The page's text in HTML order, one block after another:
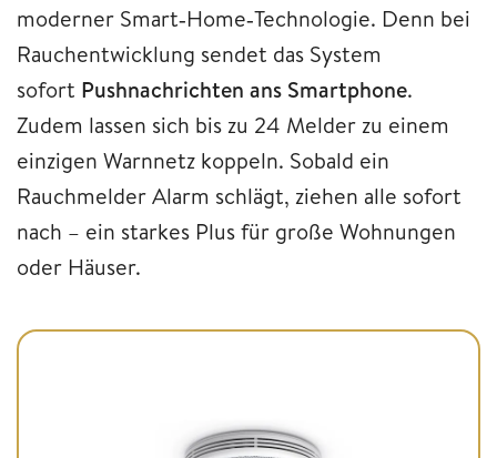
moderner Smart‑Home‑Technologie. Denn bei
Rauchentwicklung sendet das System
sofort Pushnachrichten ans Smartphone.
Zudem lassen sich bis zu 24 Melder zu einem
einzigen Warnnetz koppeln. Sobald ein
Rauchmelder Alarm schlägt, ziehen alle sofort
nach – ein starkes Plus für große Wohnungen
oder Häuser.